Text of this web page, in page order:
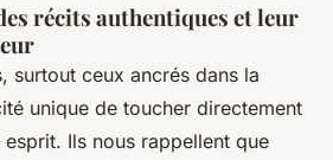
récits authentiques et leur
surtout ceux ancrés dans la
unique de toucher directement
Ils nous rappellent que